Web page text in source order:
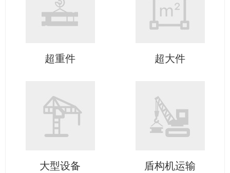
超重件 超大件
大型设备 盾构机运输